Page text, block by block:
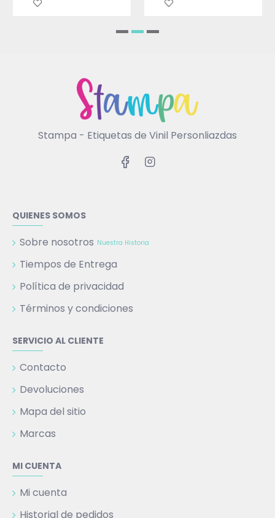
Stampa - Etiquetas de Vinil Personliazdas
QUIENES SOMOS
Sobre nosotros Nuestra Historia
Tiempos de Entrega
Política de privacidad
Términos y condiciones
SERVICIO AL CLIENTE
Contacto
Devoluciones
Mapa del sitio
Marcas
MI CUENTA
Mi cuenta
Historial de pedidos